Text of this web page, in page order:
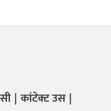
कांटेक्ट उस